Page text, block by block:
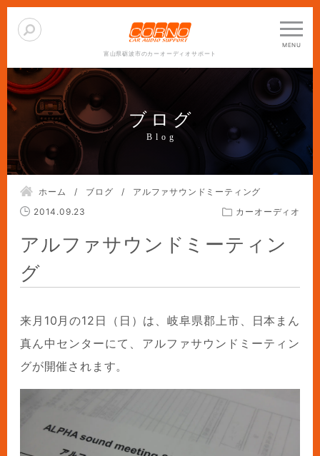
富山県砺波市のカーオーディオサポート
ブログ
ホーム ブログ
アルファサウンドミーティング
2014.09.23
カーオーディオ
アルファサウンドミーティン
グ
来月10月の12日（日）は、岐阜県郡上市、日本まん
真ん中センターにて、アルファサウンドミーティン
グが開催されます。